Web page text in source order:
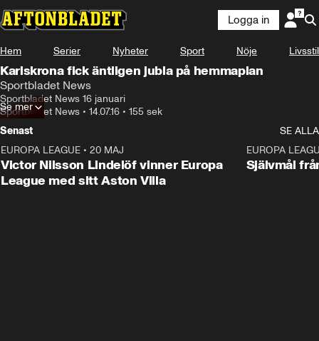
Logga in
Hem Serier Nyheter Sport Nöje Livsstil
Karlskrona fick äntligen jubla på hemmaplan
Sportbladet News
Sportbladet News 16 januari
Sportbladet News • 14.07.16 • 155 sek
Se mer
Senast
SE ALLA
EUROPA LEAGUE • 20 MAJ
Victor Nilsson Lindelöf vinner Europa
League med sitt Aston Villa
EUROPA
Självmål